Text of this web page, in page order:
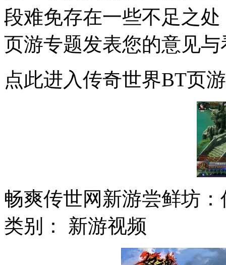
段难免存在一些不足之
页游专题发表您的意见与
点此进入传奇世界BT页
畅爽传世网新游尝鲜坊
类别： 新游视频